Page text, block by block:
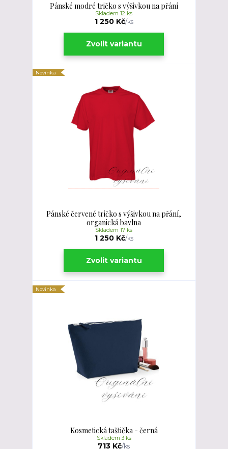
Pánské modré tričko s výšivkou na přání
1 250 Kč/ks
Skladem 12 ks
Zvolit variantu
Novinka
Pánské červené tričko s výšivkou na přání,
organická bavlna
1 250 Kč/ks
Skladem 17 ks
Zvolit variantu
Novinka
Kosmetická taštička - černá
713 Kč/ks
Skladem 3 ks